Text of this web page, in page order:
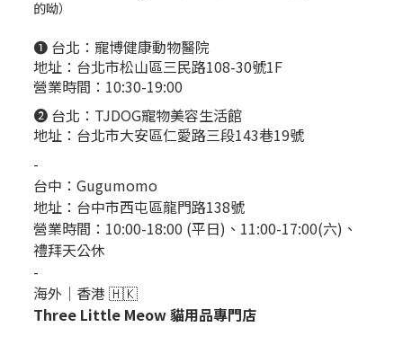
的呦）
❶ 台北： 寵博健康動物醫院
地址：台北市松山區三民路108-30號1F
營業時間：10:30-19:00
❷ 台北： TJDOG寵物美容生活館
地址：台北市大安區仁愛路三段143巷19號
-
台中： Gugumomo
地址： 台中市西屯區龍門路138號
營業時間：10:00-18:00 (平日)、11:00-17:00(六)、
禮拜天公休
-
海外｜香港 🇭🇰
Three Little Meow 貓用品專門店